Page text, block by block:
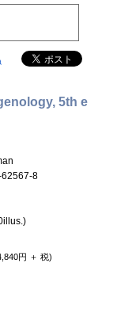
5th e
62567-8
円 ＋ 税)